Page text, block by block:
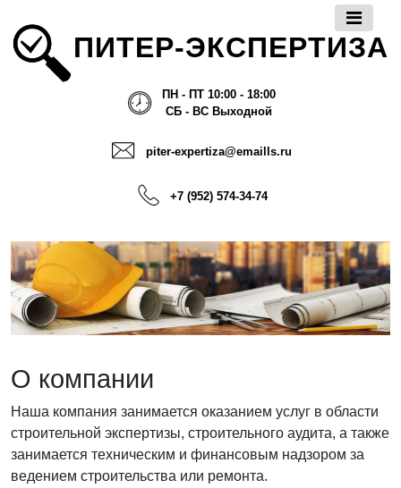
ПИТЕР-ЭКСПЕРТИЗА
ПН - ПТ 10:00 - 18:00
СБ - ВС Выходной
piter-expertiza@emaills.ru
+7 (952) 574-34-74
О компании
Наша компания занимается оказанием услуг в области
строительной экспертизы, строительного аудита, а также
занимается техническим и финансовым надзором за
ведением строительства или ремонта.